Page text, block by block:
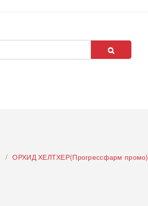
ОРХИД ХЕЛТХЕР(Прогрессфарм промо)